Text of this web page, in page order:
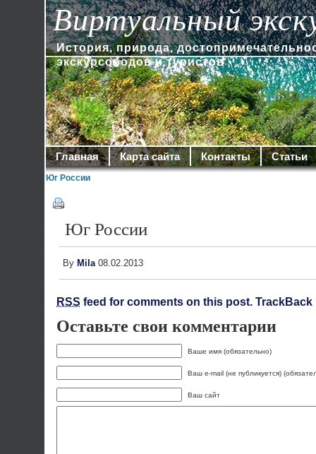
Виртуальный
История, природа,
экскурсоводов и туристов
Главная Карта сайта Контакты Статьи
Юг России
Юг России
By Mila08.02.2013
RSS feed for comments on this post. TrackBack
Оставьте свои комментарии
Ваше имя (обязательно)
Ваш e-mail (не публикуется)
Ваш сайт